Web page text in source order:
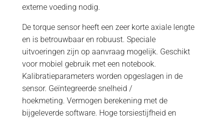
externe voeding nodig.
De torque sensor heeft een zeer korte axiale lengte
en is betrouwbaar en robuust. Speciale
uitvoeringen zijn op aanvraag mogelijk. Geschikt
voor mobiel gebruik met een notebook.
Kalibratieparameters worden opgeslagen in de
sensor. Geïntegreerde snelheid /
hoekmeting. Vermogen berekening met de
bijgeleverde software. Hoge torsiestijfheid en